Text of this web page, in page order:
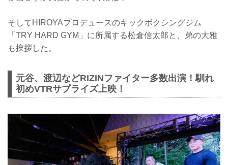
そしてHIROYAプロデュースのキックボクシングジム
「TRY HARD GYM」に所属する松倉信太郎と、弟の大雅
も挨拶した。
元谷、渡辺などRIZINファイター多数出演！馴れ
初めVTRサプライズ上映！